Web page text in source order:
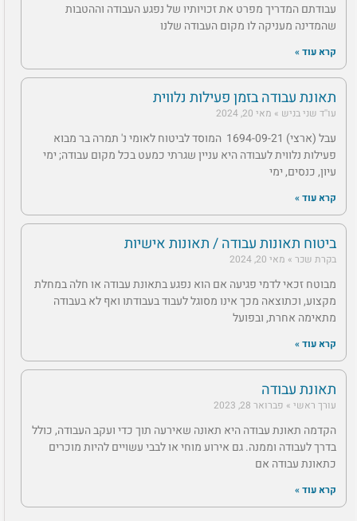
עבודתם המדריך מפרט את זכויותיו של נפגע העבודה וההטבות
שהמדינה מעניקה לו מקום העבודה שלנו
קרא עוד »
תאונת עבודה בזמן פעילות נלווית
עו''ד שני בניש מאי 20, 2024
עבל (ארצי) 1694-09-21‏ ‏ המוסד לביטוח לאומי נ' תמרה בר‏ מבוא
פעילות נלווית לעבודה היא עניין שגרתי כמעט בכל מקום עבודה; ימי
עיון, כנסים, ימי
קרא עוד »
ביטוח תאונות עבודה / תאונות אישיות
בקרת שכר מאי 20, 2024
מבוטח זכאי לדמי פגיעה אם הוא נפגע בתאונת עבודה או חלה במחלת
מקצוע, וכתוצאה מכך אינו מסוגל לעבוד בעבודתו ואף לא בעבודה
מתאימה אחרת, ובפועל
קרא עוד »
תאונת עבודה
עורך ראשי פברואר 28, 2023
הקדמה תאונת עבודה היא תאונה שאירעה תוך כדי ועקב העבודה, כולל
בדרך לעבודה וממנה. גם אירוע מוחי או לבבי עשויים להיות מוכרים
כתאונת עבודה אם
קרא עוד »